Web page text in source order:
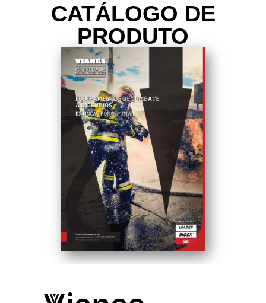
CATÁLOGO DE
PRODUTO